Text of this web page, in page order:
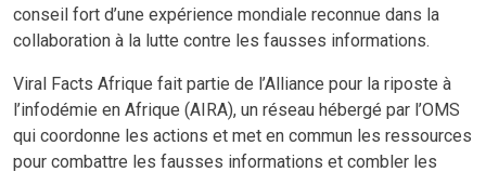
conseil fort d’une expérience mondiale reconnue dans la
collaboration à la lutte contre les fausses informations.
Viral Facts Afrique fait partie de l’Alliance pour la riposte à
l’infodémie en Afrique (AIRA), un réseau hébergé par l’OMS
qui coordonne les actions et met en commun les ressources
pour combattre les fausses informations et combler les